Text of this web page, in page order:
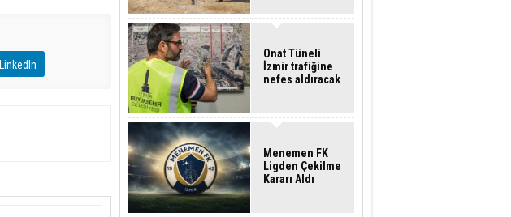
LinkedIn
Onat Tüneli
İzmir trafiğine
nefes aldıracak
Menemen FK
Ligden Çekilme
Kararı Aldı